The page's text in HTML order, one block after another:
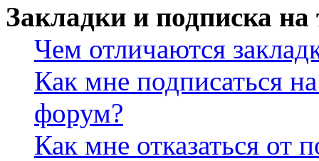
Закладки и подписка
Чем отличаются
Как мне подписаться
форум?
Как мне отказаться от